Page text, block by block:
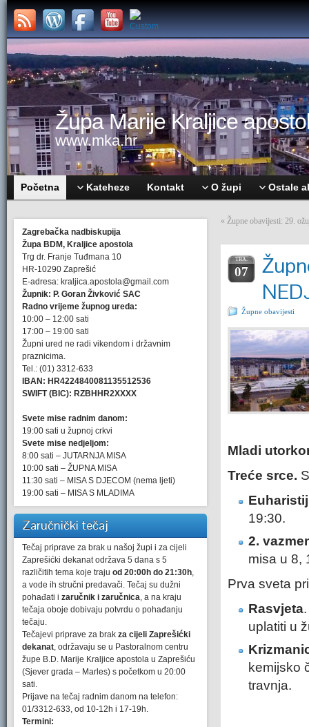
Župa Marije Kraljice
www.mka.hr
Početna Kateheze Kontakt O župi Ostale
Zagrebačka nadbiskupija
Župa BDM, Kraljice apostola
Trg dr. Franje Tuđmana 10
HR-10290 Zaprešić
E-adresa: kraljica.apostola@gmail.com
Župnik: P. Goran Živković SAC
Radno vrijeme župnog ureda:
10:00 – 12:00 sati
17:00 – 19:00 sati
Župni ured ne radi vikendom i državnim
praznicima.
Tel.: (01) 3312-633
IBAN: HR4224840081135512536
SWIFT (BIC): RZBHHR2XXXX
Svete mise radnim danom:
19:00 sati u župnoj crkvi
Svete mise nedjeljom:
8:00 sati – JUTARNJA MISA
10:00 sati – ŽUPNA MISA
11:30 sati – MISA S DJECOM (nema ljeti)
19:00 sati – MISA S MLADIMA
Zaručnički tečaj
Tečaj priprave za brak u našoj župi i za cijeli
Zaprešićki dekanat održava 5 dana s 5
različitih tema koje traju od 20:00h do 21:30h,
a vode ih stručni predavači. Tečaj su dužni
pohađati i zaručnik i zaručnica, a na kraju
tečaja oboje dobivaju potvrdu o pohađanju
tečaju.
Tečajevi priprave za brak za cijeli Zaprešićki
dekanat, održavaju se u Pastoralnom centru
župe B.D. Marije Kraljice apostola u Zaprešiću
(Sjever grada – Marles) s početkom u 20:00
sati.
Prijave na tečaj radnim danom na telefon:
01/3312-633, od 10-12h i 17-19h.
Termini:
« Župne obavijesti: 29.
TRA.
07
Župne obavijesti
Mladi
Treće srce.
19:30.
2.
misa u 8,
Prva sveta
Rasvjeta
uplatiti u
kemijsko
travnja.